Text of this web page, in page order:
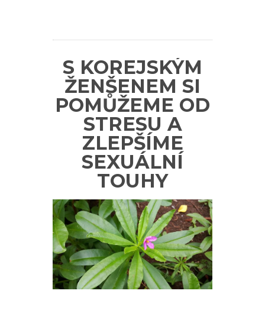
S KOREJSKÝM
ŽENŠENEM SI
POMŮŽEME OD
STRESU A
ZLEPŠÍME
SEXUÁLNÍ
TOUHY